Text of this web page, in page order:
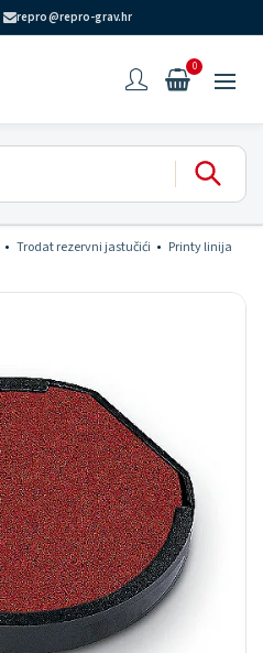
repro@repro-grav.hr
0
Trodat rezervni jastučići
Printy linija